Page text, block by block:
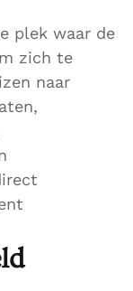
plek waar de
zich te
naar